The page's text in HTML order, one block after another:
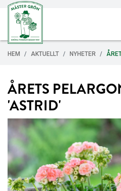
HEM AKTUELLT NYHETER
ÅRETS
'ASTRID'